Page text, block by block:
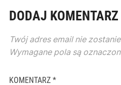
DODAJ KOMENTARZ
Twój adres email nie
Wymagane pola są
KOMENTARZ *